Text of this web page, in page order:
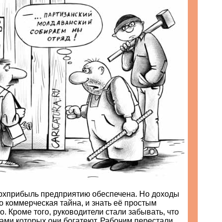
предприятию обеспечена. Но доходы
коммерческая тайна, и знать её простым
Кроме того, руководители стали забывать, что